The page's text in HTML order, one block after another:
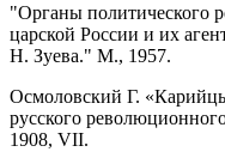
"Органы политического
царской России и их
Н. Зуева." М., 1957.
Осмоловский Г.
русского
1908, VII.